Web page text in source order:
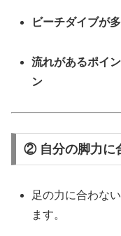
ビーチダイブが
流れがあるポイ
ン
② 自分の脚力に
足の力に合わな
ます。